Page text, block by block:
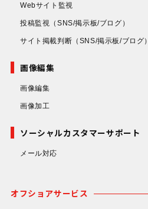
Webサイト監視
投稿監視 （SNS/掲示板/ブログ）
サイト掲載判断 （SNS/掲示板/ブログ）
画像編集
画像編集
画像加工
ソーシャルカスタマーサポート
メール対応
オフショアサービス